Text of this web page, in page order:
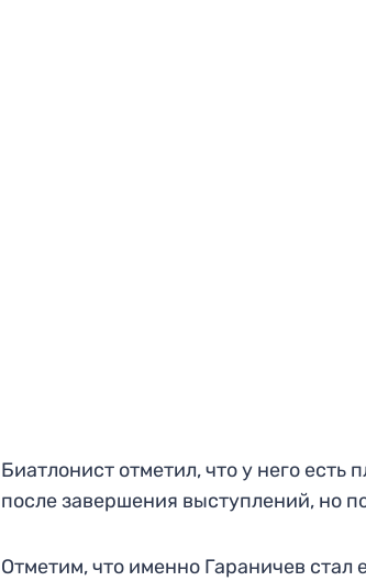
Биатлонист отметил, что у него есть
после завершения выступлений, но
Отметим, что именно Гараничев стал